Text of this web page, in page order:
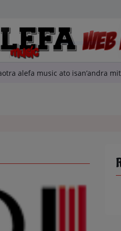
Deulague-Misaotra alefa